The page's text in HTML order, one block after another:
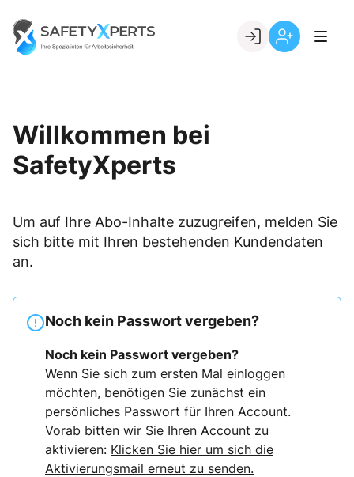
content
Go to landing page.
Willkommen bei
SafetyXperts
Um auf Ihre Abo-Inhalte zuzugreifen, melden Sie
sich bitte mit Ihren bestehenden Kundendaten
an.
Noch kein Passwort vergeben?
Noch kein Passwort vergeben?
Wenn Sie sich zum ersten Mal einloggen
möchten, benötigen Sie zunächst ein
persönliches Passwort für Ihren Account.
Vorab bitten wir Sie Ihren Account zu
aktivieren: Klicken Sie hier um sich die
Aktivierungsmail erneut zu senden.